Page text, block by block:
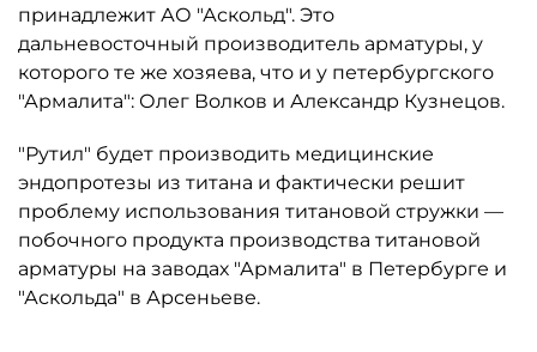
принадлежит АО "Аскольд". Это
дальневосточный производитель арматуры, у
которого те же хозяева, что и у петербургского
"Армалита": Олег Волков и Александр Кузнецов.
"Рутил" будет производить медицинские
эндопротезы из титана и фактически решит
проблему использования титановой стружки —
побочного продукта производства титановой
арматуры на заводах "Армалита" в Петербурге и
"Аскольда" в Арсеньеве.